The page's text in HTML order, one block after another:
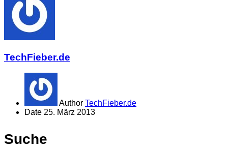
TechFieber.de
Author TechFieber.de
Date 25. März 2013
Suche